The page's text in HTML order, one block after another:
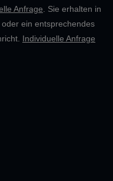
Anfrage . Sie erhalten in
ein entsprechendes
Individuelle Anfrage